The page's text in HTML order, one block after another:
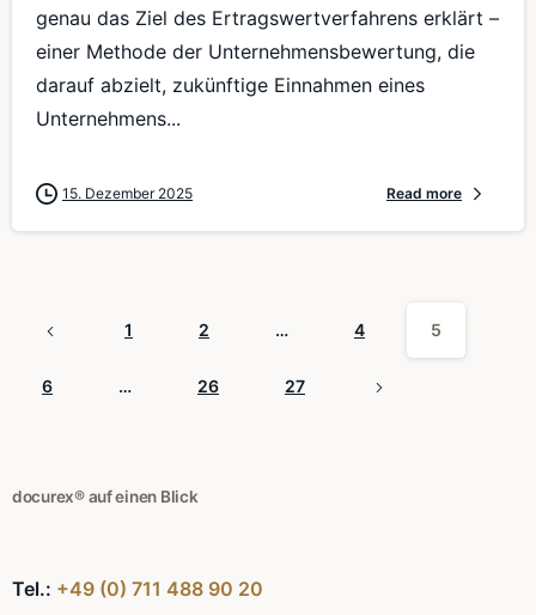
genau das Ziel des Ertragswertverfahrens erklärt –
einer Methode der Unternehmensbewertung, die
darauf abzielt, zukünftige Einnahmen eines
Unternehmens...
15. Dezember 2025 Read more
1 2 … 4 5
6 … 26 27
docurex® auf einen Blick
Tel.: +49 (0) 711 488 90 20